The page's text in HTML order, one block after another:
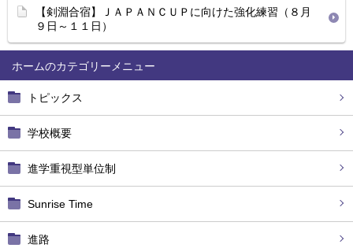
ホーム
トピックス
学校概要
進学重視型単位制
Sunrise Time
進路
【剣淵合宿】ＪＡＰＡＮＣＵＰに向けた強化練習（８月
９日～１１日）